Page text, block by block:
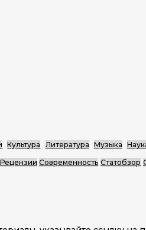
Культура Литература Музыка
Рецензии Современность Статобзор